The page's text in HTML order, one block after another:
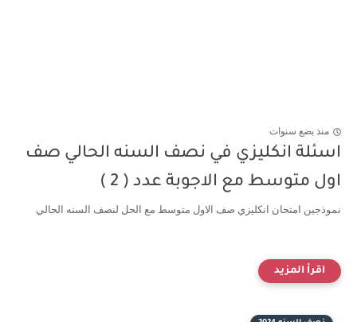
منذ بضع سنوات
اسئلة انكليزي في نصف السنه الحالي صف
اول متوسط مع الاجوبة عدد ( 2 )
نموذجين امتحان انكليزي صف الاول متوسط مع الحل لنصف السنه الحالي